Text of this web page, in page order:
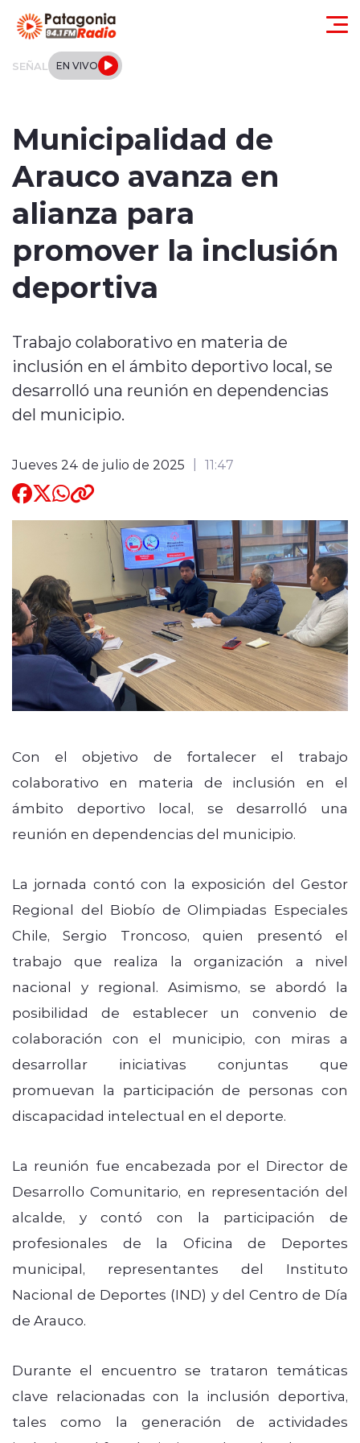
SEÑAL EN VIVO
Regionales
Tendencias
Internacional
Entrevistas
Quienes Somos
Municipalidad de
Arauco avanza en
alianza para
promover la inclusión
deportiva
Trabajo colaborativo en materia de
inclusión en el ámbito deportivo local, se
desarrolló una reunión en dependencias
del municipio.
Jueves 24 de julio de 2025 11:47
Con el objetivo de fortalecer el trabajo
colaborativo en materia de inclusión en el
ámbito deportivo local, se desarrolló una
reunión en dependencias del municipio.
La jornada contó con la exposición del Gestor
Regional del Biobío de Olimpiadas Especiales
Chile, Sergio Troncoso, quien presentó el
trabajo que realiza la organización a nivel
nacional y regional. Asimismo, se abordó la
posibilidad de establecer un convenio de
colaboración con el municipio, con miras a
desarrollar iniciativas conjuntas que
promuevan la participación de personas con
discapacidad intelectual en el deporte.
La reunión fue encabezada por el Director de
Desarrollo Comunitario, en representación del
alcalde, y contó con la participación de
profesionales de la Oficina de Deportes
municipal, representantes del Instituto
Nacional de Deportes (IND) y del Centro de Día
de Arauco.
Durante el encuentro se trataron temáticas
clave relacionadas con la inclusión deportiva,
tales como la generación de actividades